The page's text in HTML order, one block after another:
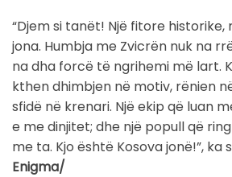
“Djem si tanët! Një fitore historike,
jona. Humbja me Zvicrën nuk na
na dha forcë të ngrihemi më lart.
kthen dhimbjen në motiv, rënien
sfidë në krenari. Një ekip që luan
e me dinjitet; dhe një popull që
me ta. Kjo është Kosova jonë!”, ka
Enigma/